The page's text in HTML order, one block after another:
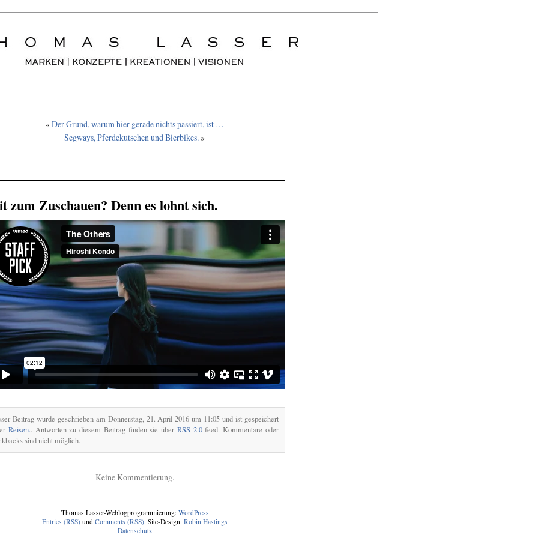
«Der Grund, warum hier gerade nichts passiert, ist …
Segways, Pferdekutschen und Bierbikes.»
zum Zuschauen? Denn es lohnt sich.
Beitrag wurde geschrieben am Donnerstag, 21. April 2016 um 11:05 und ist gespeichert
Reisen.. Antworten zu diesem Beitrag finden sie über RSS 2.0feed. Kommentare oder
sind nicht möglich.
Keine Kommentierung.
Thomas Lasser-Weblogprogrammierung: WordPress
Entries (RSS) und Comments (RSS). Site-Design: Robin Hastings
Datenschutz